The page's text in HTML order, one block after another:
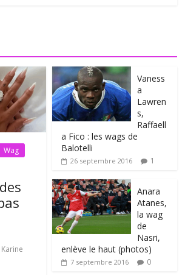
Wag
Karine
Vaness
a
Lawren
s,
Raffaell
a Fico : les wags de
Balotelli
26 septembre 2016 1
Anara
Atanes,
la wag
de
Nasri,
enlève le haut (photos)
7 septembre 2016 0